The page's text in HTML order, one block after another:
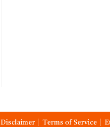
Disclaimer Terms of Service